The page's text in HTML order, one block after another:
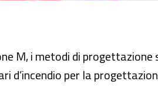
M, i metodi di progettazione
d’incendio per la